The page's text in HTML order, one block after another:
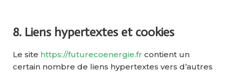
8. Liens hypertextes et cookies
Le site https://futurecoenergie.fr contient un
certain nombre de liens hypertextes vers d’autres